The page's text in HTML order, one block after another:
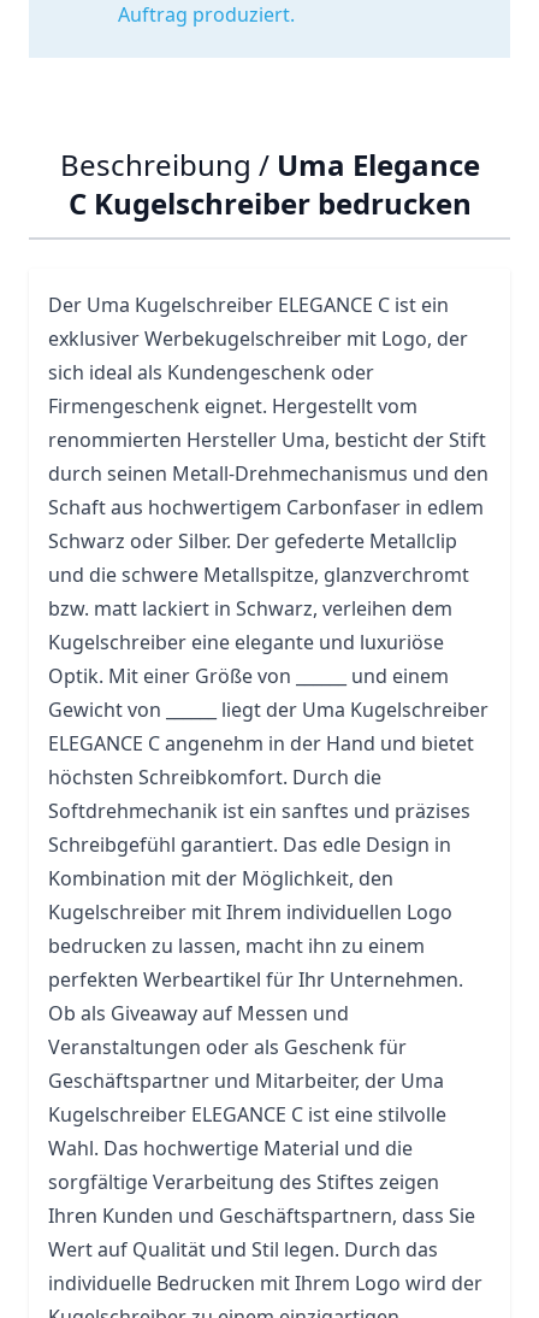
Auftrag produziert.
Beschreibung / Uma Elegance
C Kugelschreiber bedrucken
Der Uma Kugelschreiber ELEGANCE C ist ein
exklusiver Werbekugelschreiber mit Logo, der
sich ideal als Kundengeschenk oder
Firmengeschenk eignet. Hergestellt vom
renommierten Hersteller Uma, besticht derStift
durch seinen Metall-Drehmechanismus und den
Schaft aus hochwertigem Carbonfaser in edlem
Schwarz oder Silber. Der gefederte Metallclip
und die schwere Metallspitze, glanzverchromt
bzw. matt lackiert in Schwarz, verleihen dem
Kugelschreiber eine elegante und luxuriöse
Optik. Mit einer Größe von ______ und einem
Gewicht von ______ liegt der Uma Kugelschreiber
ELEGANCE C angenehm in der Hand und bietet
höchsten Schreibkomfort. Durch die
Softdrehmechanik ist ein sanftes und präzises
Schreibgefühl garantiert. Das edle Design in
Kombination mit der Möglichkeit, den
Kugelschreiber mit Ihrem individuellen Logo
bedrucken zu lassen, macht ihn zu einem
perfekten Werbeartikel für Ihr Unternehmen.
Ob als Giveaway auf Messen und
Veranstaltungen oder als Geschenk für
Geschäftspartner und Mitarbeiter, der Uma
Kugelschreiber ELEGANCE C ist eine stilvolle
Wahl. Das hochwertige Material und die
sorgfältige Verarbeitung des Stiftes zeigen
Ihren Kunden und Geschäftspartnern, dass Sie
Wert auf Qualität und Stil legen. Durch das
individuelle Bedrucken mit Ihrem Logo wird der